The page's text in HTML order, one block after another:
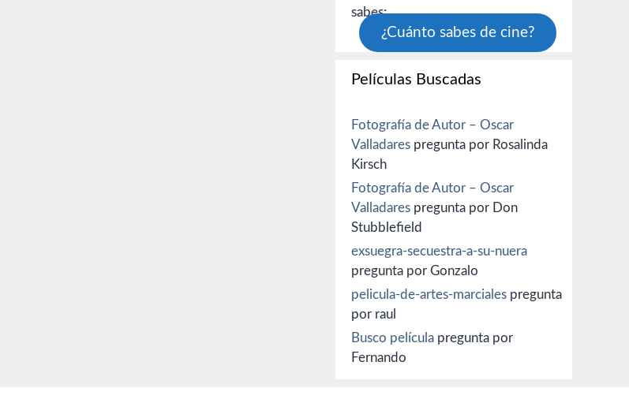
sabes:
¿Cuánto sabes de cine?
Películas Buscadas
Fotografía de Autor – Oscar
Valladares pregunta por Rosalinda
Kirsch
Fotografía de Autor – Oscar
Valladares pregunta por Don
Stubblefield
exsuegra-secuestra-a-su-nuera
pregunta por Gonzalo
pelicula-de-artes-marciales pregunta
por raul
Busco película pregunta por
Fernando